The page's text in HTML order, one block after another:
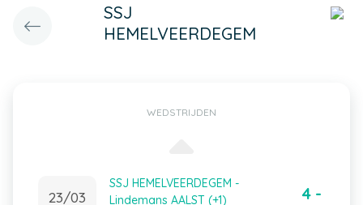
SSJ
HEMELVEERDEGEM
WEDSTRIJDEN
23/03
SSJ HEMELVEERDEGEM -
Lindemans AALST (+1)
4 -